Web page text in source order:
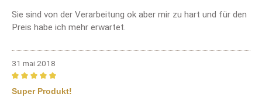
Sie sind von der Verarbeitung ok aber mir zu hart und für den
Preis habe ich mehr erwartet.
31 mai 2018
Review with rating of 5 out of 5 stars
Super Produkt!